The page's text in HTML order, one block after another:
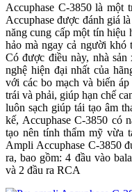
Accuphase C-3850 là một
Accuphase được đánh giá
năng cung cấp một tín hiệu
hảo mà ngay cả người khó
Có được điều này, nhà
nghệ hiện đại nhất của
với các bo mạch và biến
trái và phải, giúp hạn chế
luôn sạch giúp tái tạo âm
kế, Accuphase C-3850 có
tạo nên tính thẩm mỹ vừa
Ampli Accuphase C-3850
ra, bao gồm: 4 đầu vào
và 2 đầu ra RCA